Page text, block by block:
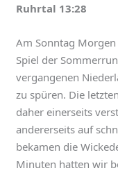
Ruhrtal 13:28
Am Sonntag
Spiel der
vergangenen
zu spüren. Die
daher einerseits
andererseits auf
bekamen die
Minuten hatten wir